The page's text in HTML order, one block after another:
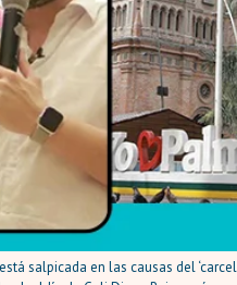
salpicada en las causas del